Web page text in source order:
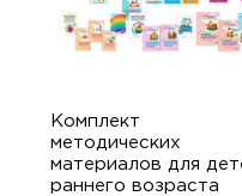
Комплект
методических
материалов для
раннего возраста